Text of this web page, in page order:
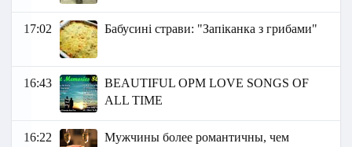
17:02 Бабусині страви: "Запіканка з грибами"
16:43
BEAUTIFUL OPM LOVE SONGS OF
ALL TIME
16:22
Мужчины более романтичны, чем